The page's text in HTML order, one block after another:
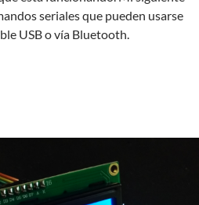
seriales que pueden usarse
USB o vía Bluetooth.